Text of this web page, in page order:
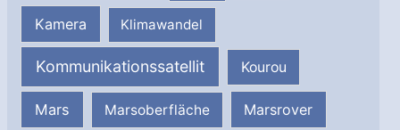
Kamera Klimawandel
Kommunikationssatellit Kourou
Mars Marsoberfläche Marsrover